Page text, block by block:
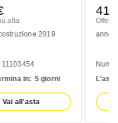
410
Offerta più alta
anno di costruzione 2020
Numero: 10993139
L'asta termina in:
Vai all'asta